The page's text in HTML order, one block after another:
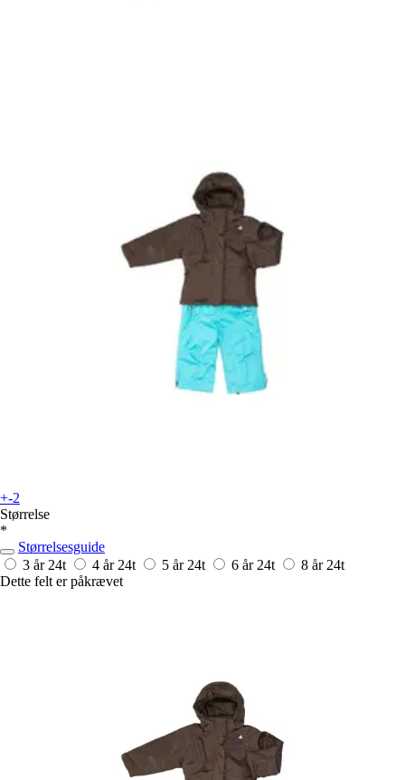
+-2
Størrelse
*
Størrelsesguide
3 år 24t 4 år 24t 5 år 24t 6 år 24t 8 år 24t
Dette felt er påkrævet